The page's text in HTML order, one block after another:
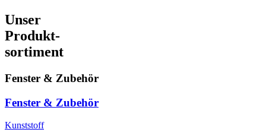
Unser
Produkt-
sortiment
Fenster & Zubehör
Fenster & Zubehör
Kunststoff